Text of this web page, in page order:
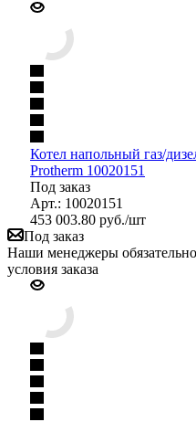
Котел напольный газ/
Protherm 10020151
Под заказ
Арт.: 10020151
453 003.80 руб./шт
Под заказ
Наши менеджеры
условия заказа